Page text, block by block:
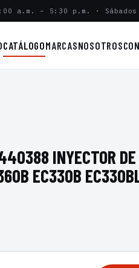
a.m. – 5:30 p.m. ·
CATÁLOGOMARCASNOSOTROS
INYECTOR DE
EC330B